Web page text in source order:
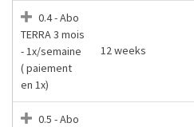
0.4 - Abo
TERRA 3 mois
- 1x/semaine
( paiement
en 1x)
12 weeks
0.5 - Abo